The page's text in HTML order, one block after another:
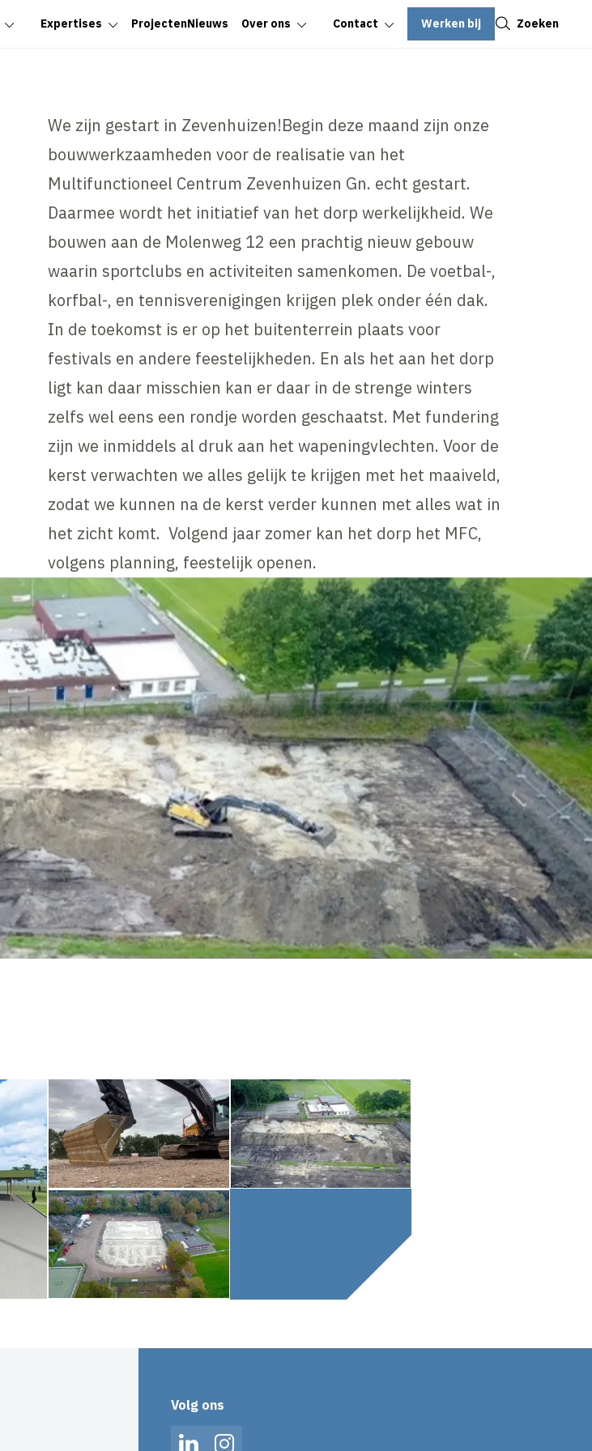
Expertises ProjectenNieuws Over ons Contact Werken bij Zoeken
We zijn gestart in Zevenhuizen!Begin deze maand zijn onze
bouwwerkzaamheden voor de realisatie van het
Multifunctioneel Centrum Zevenhuizen Gn. echt gestart.
Daarmee wordt het initiatief van het dorp werkelijkheid. We
bouwen aan de Molenweg 12 een prachtig nieuw gebouw
waarin sportclubs en activiteiten samenkomen. De voetbal-,
korfbal-, en tennisverenigingen krijgen plek onder één dak.
In de toekomst is er op het buitenterrein plaats voor
festivals en andere feestelijkheden. En als het aan het dorp
ligt kan daar misschien kan er daar in de strenge winters
zelfs wel eens een rondje worden geschaatst. Met fundering
zijn we inmiddels al druk aan het wapeningvlechten. Voor de
kerst verwachten we alles gelijk te krijgen met het maaiveld,
zodat we kunnen na de kerst verder kunnen met alles wat in
het zicht komt. Volgend jaar zomer kan het dorp het MFC,
volgens planning, feestelijk openen.
Volg ons
Sluiten